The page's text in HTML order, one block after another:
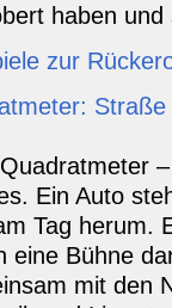
haben
zur
Ein Auto
Tag herum.
eine Bühne
mit den